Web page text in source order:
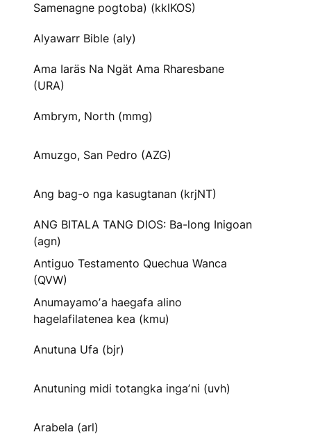
Samenagne pogtoba) (kklKOS)
Alyawarr Bible (aly)
Ama Iaräs Na Ngät Ama Rharesbane
(URA)
Ambrym, North (mmg)
Amuzgo, San Pedro (AZG)
Ang bag-o nga kasugtanan (krjNT)
ANG BITALA TANG DIOS: Ba-long Inigoan
(agn)
Antiguo Testamento Quechua Wanca
(QVW)
Anumayamoʼa haegafa alino
hagelafilatenea kea (kmu)
Anutuna Ufa (bjr)
Anutuning midi totangka ingaʼni (uvh)
Arabela (arl)